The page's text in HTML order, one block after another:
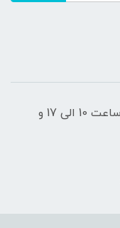
زمان پاسخگویی از شنبه تا چهارشنبه از ساعت 10 الی 17 و